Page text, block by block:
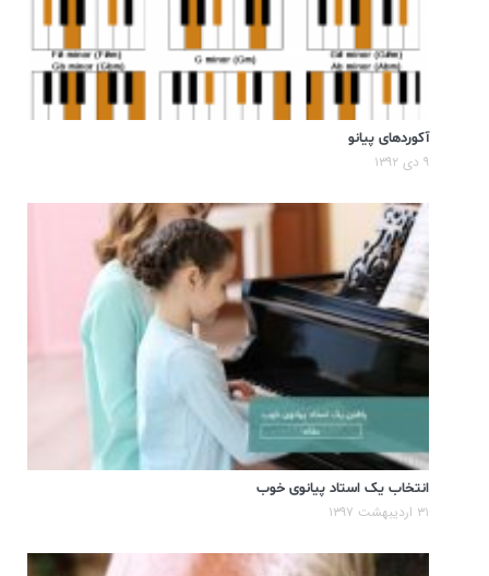
آکوردهای پیانو
۹ دی ۱۳۹۲
انتخاب یک استاد پیانوی خوب
۳۱ اردیبهشت ۱۳۹۷